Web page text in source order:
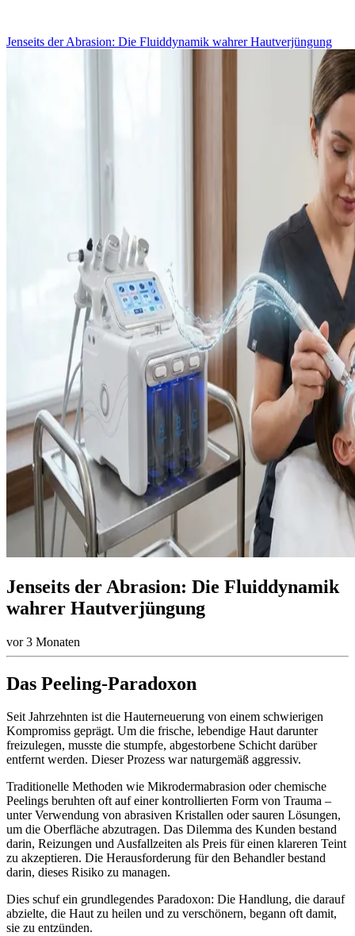
Jenseits der Abrasion: Die Fluiddynamik wahrer Hautverjüngung
Jenseits der Abrasion: Die Fluiddynamik
wahrer Hautverjüngung
vor 3 Monaten
Das Peeling-Paradoxon
Seit Jahrzehnten ist die Hauterneuerung von einem schwierigen
Kompromiss geprägt. Um die frische, lebendige Haut darunter
freizulegen, musste die stumpfe, abgestorbene Schicht darüber
entfernt werden. Dieser Prozess war naturgemäß aggressiv.
Traditionelle Methoden wie Mikrodermabrasion oder chemische
Peelings beruhten oft auf einer kontrollierten Form von Trauma –
unter Verwendung von abrasiven Kristallen oder sauren Lösungen,
um die Oberfläche abzutragen. Das Dilemma des Kunden bestand
darin, Reizungen und Ausfallzeiten als Preis für einen klareren Teint
zu akzeptieren. Die Herausforderung für den Behandler bestand
darin, dieses Risiko zu managen.
Dies schuf ein grundlegendes Paradoxon: Die Handlung, die darauf
abzielte, die Haut zu heilen und zu verschönern, begann oft damit,
sie zu entzünden.